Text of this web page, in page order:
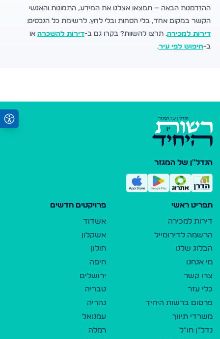
ההזדמנות הבאה — תמצאו אצלנו את המידע, התמונות והאנשי
הקשר במקום אחד, בלי הסחות ובלי לחץ. לרשימת כל הנכסים:
דירות למכירה. תרצו להשוות? בקרו גם ב-דירות להשכרה או
ב-חיפוש לפי עיר.
הנדל"ן של המגזר
תפריט ראשי
דירות למכירה
הרשמה לדירומייל
הבלוג שלנו
מי אנחנו
צרו קשר
כלי עזר
פרסום ברשות היחיד
משרדי תיווך
נדל"ן חו"ל
פרויקטים חדשים
אשדוד
אשקלון
חולון
חיפה
ירושלים
טבריה
נהריה
עמנואל
רמלה